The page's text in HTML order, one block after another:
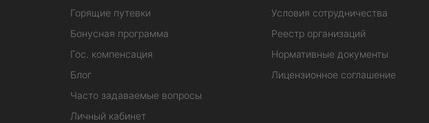
Горящие путевки
Бонусная программа
Гос. компенсация
Блог
Часто задаваемые вопросы
Личный кабинет
Условия сотрудничества
Реестр организаций
Нормативные документы
Лицензионное соглашение